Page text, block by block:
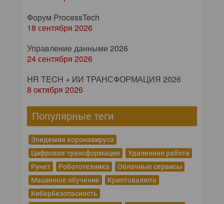
Форум ProcessTech
18 сентября 2026
Управление данными 2026
24 сентября 2026
HR TECH + ИИ ТРАНСФОРМАЦИЯ 2026
8 октября 2026
Популярные теги
Эпидемия коронавируса
Цифровая трансформация
Удаленная работа
Рунет
Робототехника
Облачные сервисы
Машинное обучение
Криптовалюта
Кибербезопасность